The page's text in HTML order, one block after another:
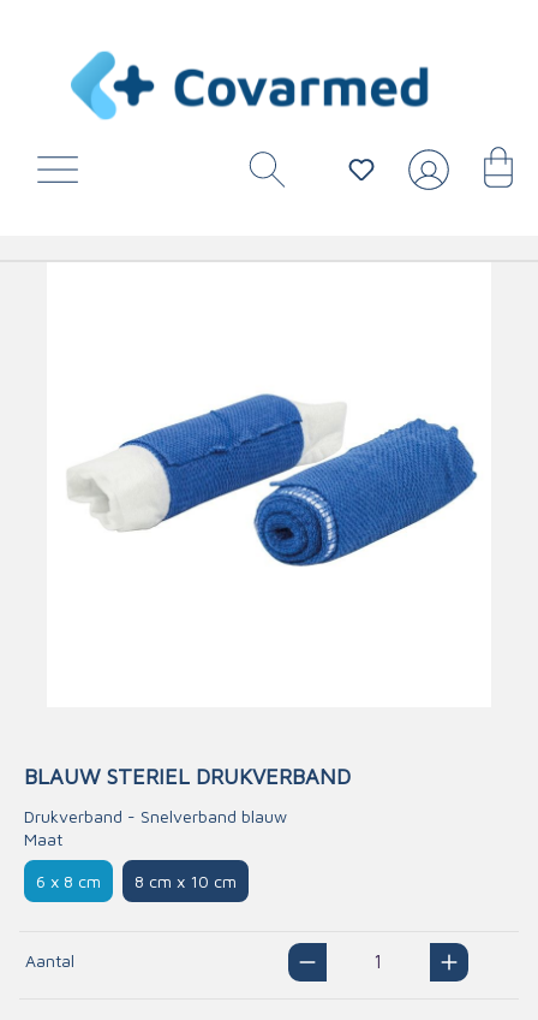
BLAUW STERIEL DRUKVERBAND
Drukverband - Snelverband blauw
Maat
6 x 8 cm 8 cm x 10 cm
Aantal